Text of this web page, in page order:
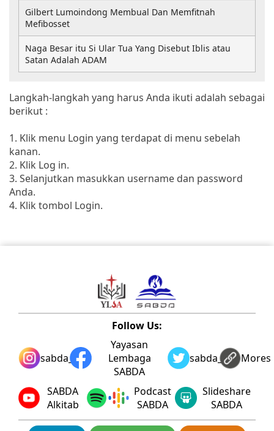
Langkah-langkah yang harus Anda ikuti adalah sebagai
berikut :
1. Klik menu Login yang terdapat di menu sebelah
kanan.
2. Klik Log in.
3. Selanjutkan masukkan username dan password
Anda.
4. Klik tombol Login.
Gilbert Lumoindong Membual Dan Memfitnah
Mefibosset
Naga Besar itu Si Ular Tua Yang Disebut Iblis atau
Satan Adalah ADAM
Follow Us:
sabda_ylsa
Yayasan
Lembaga
SABDA
sabda_ylsaMores
SABDA
Alkitab
Podcast
SABDA
Slideshare
SABDA